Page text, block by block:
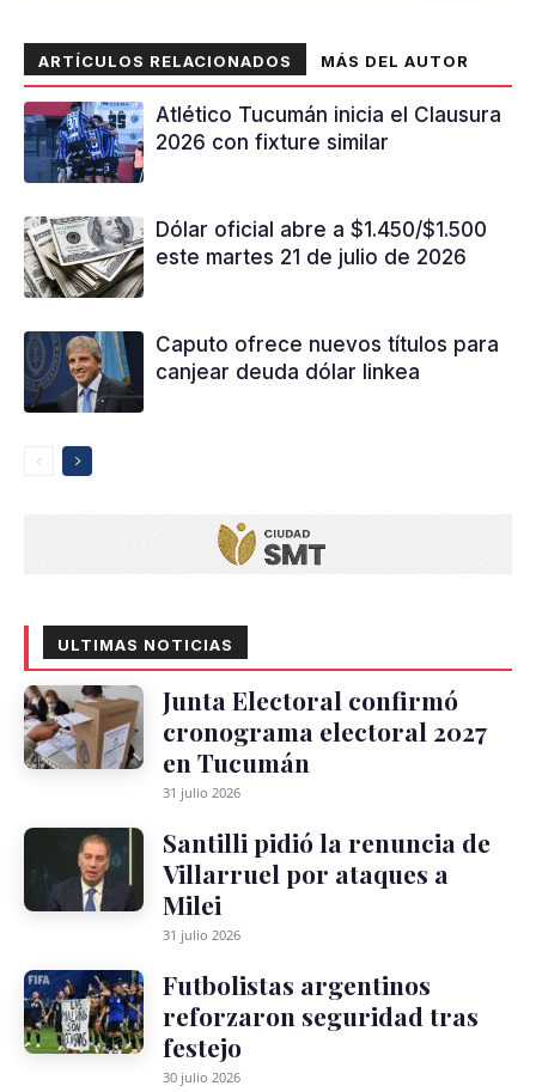
ARTÍCULOS RELACIONADOS MÁS DEL AUTOR
Atlético Tucumán inicia el Clausura
2026 con fixture similar
Dólar oficial abre a $1.450/$1.500
este martes 21 de julio de 2026
Caputo ofrece nuevos títulos para
canjear deuda dólar linkea
ULTIMAS NOTICIAS
Junta Electoral confirmó
cronograma electoral 2027
en Tucumán
31 julio 2026
Santilli pidió la renuncia de
Villarruel por ataques a
Milei
31 julio 2026
Futbolistas argentinos
reforzaron seguridad tras
festejo
30 julio 2026